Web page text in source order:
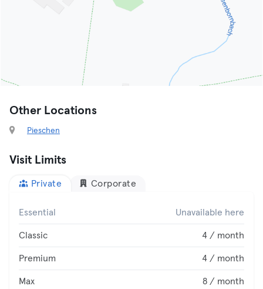
Other Locations
Pieschen
Visit Limits
Private Corporate
Essential Unavailable here
Classic 4 / month
Premium 4 / month
Max 8 / month